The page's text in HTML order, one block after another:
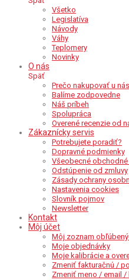
Všetko
Legislatíva
Návody
Váhy
Teplomery
Novinky
O nás
Späť
Prečo nakupovať u nás
Balíme zodpovedne
Náš príbeh
Spolupráca
Overené recenzie od
Zákaznícky servis
Potrebujete poradiť?
Dopravné podmienky
Všeobecné
Odstúpenie od zmluvy
Zásady ochrany
Nastavenia cookies
Slovník pojmov
Newsletter
Kontakt
Môj účet
Môj zoznam
Moje objednávky
Moje kalibrácie a
Zmeniť fakturačnú /
Zmeniť meno / email /